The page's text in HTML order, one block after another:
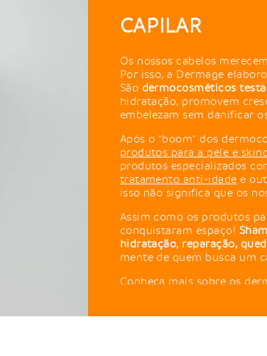
CAPILAR
Os nossos cabelos
Por isso, a Dermage
São dermocosméticos
hidratação, promovem
embelezam sem danificar
Após o "boom" dos
produtos para a pele e
produtos especializados
tratamento anti-idade e
isso não significa que os
Assim como os produtos
conquistaram espaço!
hidratação, reparação,
mente de quem busca um
Conheça mais sobre os